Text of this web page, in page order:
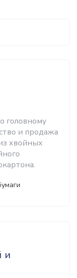
головному
и продажа
хвойных
и